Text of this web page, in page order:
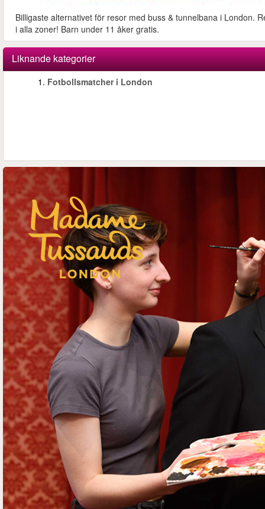
Billigaste alternativet för resor med buss & tunnelbana i London.
i alla zoner! Barn under 11 åker gratis.
Liknande kategorier
1. Fotbollsmatcher i London